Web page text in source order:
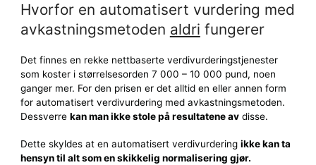
Hvorfor en automatisert vurdering med
avkastningsmetoden aldri fungerer
Det finnes en rekke nettbaserte verdivurderingstjenester
som koster i størrelsesorden 7 000 – 10 000 pund, noen
ganger mer. For den prisen er det alltid en eller annen form
for automatisert verdivurdering med avkastningsmetoden.
Dessverre kan man ikke stole på resultatene avdisse.
Dette skyldes at en automatisert verdivurdering ikke kan ta
hensyn til alt som en skikkelig normalisering gjør.